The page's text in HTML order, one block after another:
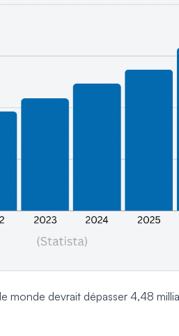
monde devrait dépasser 4,48